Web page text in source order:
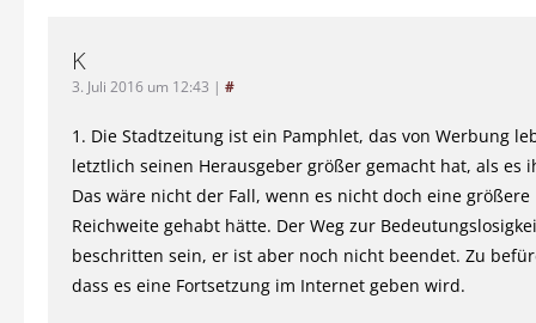
K
3. Juli 2016 um 12:43 | #
1. Die Stadtzeitung ist ein Pamphlet, das von Werbung
letztlich seinen Herausgeber größer gemacht hat, als es
Das wäre nicht der Fall, wenn es nicht doch eine größere
Reichweite gehabt hätte. Der Weg zur
beschritten sein, er ist aber noch nicht beendet. Zu
dass es eine Fortsetzung im Internet geben wird.